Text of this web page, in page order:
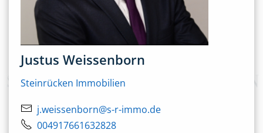
Justus Weissenborn
Steinrücken Immobilien
j.weissenborn@s-r-immo.de
004917661632828